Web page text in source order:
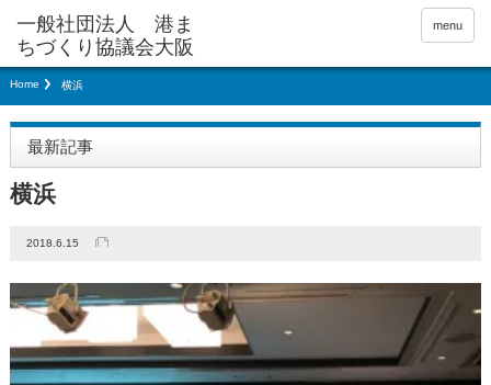
menu
Home 横浜
最新記事
横浜
2018.6.15